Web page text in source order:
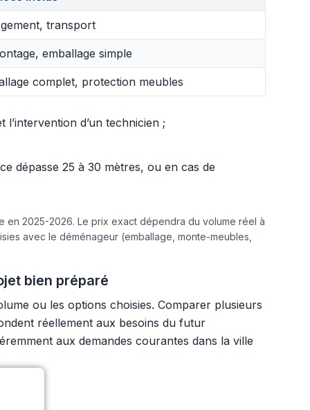
transport
emballage simple
complet, protection meubles
d’un technicien ;
dépasse 25 à 30 mètres, ou en cas de
en 2025-2026. Le prix exact dépendra du volume réel à
avec le déménageur (emballage, monte-meubles,
bien préparé
ou les options choisies. Comparer plusieurs
réellement aux besoins du futur
aux demandes courantes dans la ville